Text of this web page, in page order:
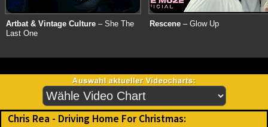
Artbat & Vintage Culture – She The
Last One
Rescene – Glow Up
Chris Rea - Driving Home For Christmas: